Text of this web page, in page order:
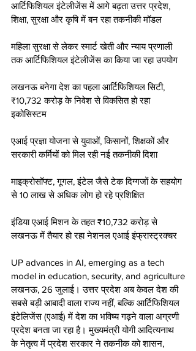
आर्टिफिशियल इंटेलीजेंस में आगे बढ़ता उत्तर प्रदेश,
शिक्षा, सुरक्षा और कृषि में बन रहा तकनीकी मॉडल
महिला सुरक्षा से लेकर स्मार्ट खेती और न्याय प्रणाली
तक आर्टिफिशियल इंटेलीजेंस का किया जा रहा उपयोग
लखनऊ बनेगा देश का पहला आर्टिफिशियल सिटी,
₹10,732 करोड़ के निवेश से विकसित हो रहा
इकोसिस्टम
एआई प्रज्ञा योजना से युवाओं, किसानों, शिक्षकों और
सरकारी कर्मियों को मिल रही नई तकनीकी दिशा
माइक्रोसॉफ्ट, गूगल, इंटेल जैसे टेक दिग्गजों के सहयोग
से 10 लाख से अधिक लोग हो रहे प्रशिक्षित
इंडिया एआई मिशन के तहत ₹10,732 करोड़ से
लखनऊ में तैयार हो रहा नेशनल एआई इंफ्रास्ट्रक्चर
UP advances in AI, emerging as a tech
model in education, security, and agriculture
लखनऊ, 26 जुलाई। उत्तर प्रदेश अब केवल देश की
सबसे बड़ी आबादी वाला राज्य नहीं, बल्कि आर्टिफिशियल
इंटेलिजेंस (एआई) में देश का भविष्य गढ़ने वाला अग्रणी
प्रदेश बनता जा रहा है। मुख्यमंत्री योगी आदित्यनाथ
के नेतृत्व में प्रदेश सरकार ने तकनीक को शासन,